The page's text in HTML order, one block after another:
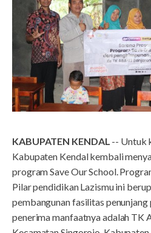
KABUPATEN KENDAL -- Untuk
Kabupaten Kendal kembali
program Save Our School.
Pilar pendidikan Lazismu ini
pembangunan fasilitas
penerima manfaatnya adalah TK